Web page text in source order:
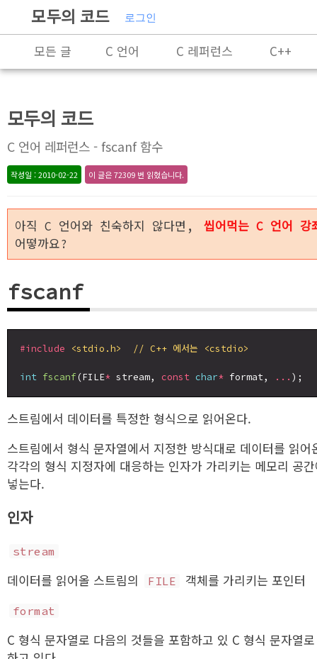
모두의 코드 로그인
모든 글 C 언어 C 레퍼런스
C++
알고리즘
모두의 코드
C 언어 레퍼런스 - fscanf 함수
작성일 : 2010-02-22 이 글은 72309 번 읽혔습니다.
아직 C 언어와 친숙하지 않다면,
씹어먹는 C 언어 강
어떻까요?
fscanf
#include <stdio.h>  // C++ 에서는 <cstdio>
int fscanf (FILE* stream, const char* format, ...
스트림에서 데이터를 특정한 형식으로 읽어온다.
스트림에서 형식 문자열에서 지정한 방식대로 데이터를 읽
각각의 형식 지정자에 대응하는 인자가 가리키는 메모리 공
넣는다.
인자
stream
데이터를 읽어올 스트림의 FILE 객체를 가리키는 포인터
format
C 형식 문자열로 다음의 것들을 포함하고 있 C 형식 문자열